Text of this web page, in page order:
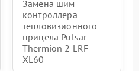
Замена шим
контроллера
тепловизионного
прицела Pulsar
Thermion 2 LRF
XL60